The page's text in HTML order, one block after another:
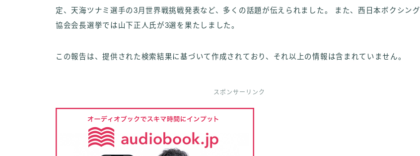
定、天海ツナミ選手の3月世界戦挑戦発表など、多くの話題が伝えられました。 また、西日本ボクシング
協会会長選挙では山下正人氏が3選を果たしました。
この報告は、提供された検索結果に基づいて作成されており、それ以上の情報は含まれていません。
スポンサーリンク